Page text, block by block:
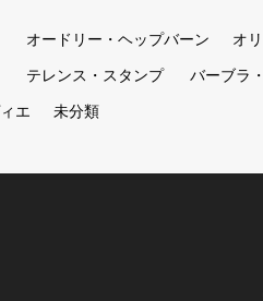
オードリー・ヘップバーン オ
テレンス・スタンプ バーブラ
エ 未分類